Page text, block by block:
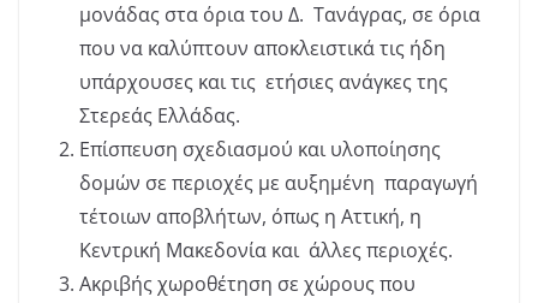
μονάδας στα όρια του Δ. Τανάγρας, σε όρια
που να καλύπτουν αποκλειστικά τις ήδη
υπάρχουσες και τις ετήσιες ανάγκες της
Στερεάς Ελλάδας.
Επίσπευση σχεδιασμού και υλοποίησης
δομών σε περιοχές με αυξημένη παραγωγή
τέτοιων αποβλήτων, όπως η Αττική, η
Κεντρική Μακεδονία και άλλες περιοχές.
Ακριβής χωροθέτηση σε χώρους που